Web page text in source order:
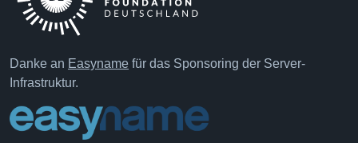
Danke an Easyname für das Sponsoring der Server-
Infrastruktur.